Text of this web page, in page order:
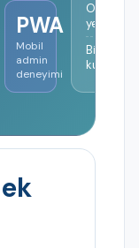
PWA
Mobil
admin
deneyimi
Otomatik
Bildirim
kuyrugu